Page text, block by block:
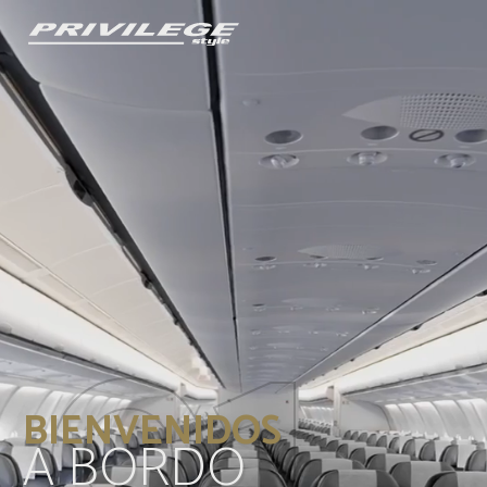
BIENVENIDOS